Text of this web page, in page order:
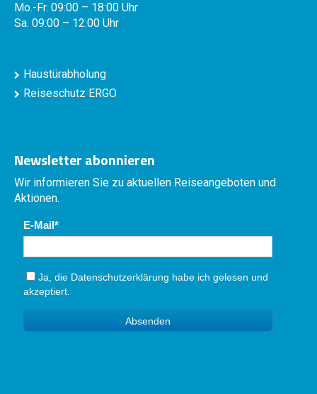
Mo.-Fr. 09:00 – 18:00 Uhr
Sa. 09:00 – 12:00 Uhr
Haustürabholung
Reiseschutz ERGO
Newsletter abonnieren
Wir informieren Sie zu aktuellen Reiseangeboten und
Aktionen.
E-Mail
Ja, die Datenschutzerklärung habe ich gelesen und
akzeptiert.
Absenden